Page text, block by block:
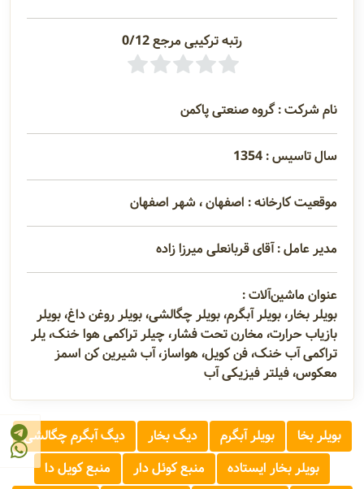
رتبه ترکیبی مرجع 0/12
نام شرکت : گروه صنعتی پاکمن
سال تاسیس : 1354
موقعیت کارخانه : اصفهان ، شهر اصفهان
مدیر عامل : آقای قربانعلی میرزا زاده
عنوان ماشین‌آلات :
بویلر بخار، بویلر آبگرم، بویلر چگالشی، بویلر روغن داغ، بویلر
بازیاب حرارت، مخارن تحت فشار، چیلر تراکمی هوا خنک، یلر
تراکمی آب خنک، فن کویل، هواساز، آب شیرین کن اسمز
معکوس، فیلتر فیزیکی آب
بویلر بخا بویلر آبگرم دیگ بخار
دیگ آبگرم چگالشی
بویلر بخار ایستاده
منبع کوئل دار
منبع کویل دا